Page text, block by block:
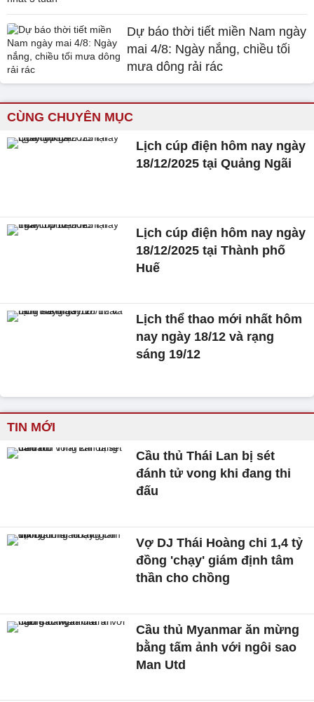
Dự báo thời tiết miền Nam ngày
mai 4/8: Ngày nắng, chiều tối
mưa dông rải rác
CÙNG CHUYÊN MỤC
Lịch cúp điện hôm nay ngày
18/12/2025 tại Quảng Ngãi
Lịch cúp điện hôm nay ngày
18/12/2025 tại Thành phố
Huế
Lịch thể thao mới nhất hôm
nay ngày 18/12 và rạng
sáng 19/12
TIN MỚI
Cầu thủ Thái Lan bị sét
đánh tử vong khi đang thi
đấu
Vợ DJ Thái Hoàng chi 1,4 tỷ
đồng 'chạy' giám định tâm
thần cho chồng
Cầu thủ Myanmar ăn mừng
bằng tấm ảnh với ngôi sao
Man Utd